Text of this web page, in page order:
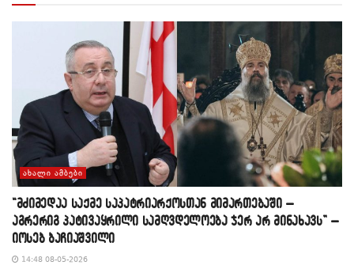
ᲐᲮᲐᲚᲘ ᲐᲛᲑᲔᲑᲘ
“მძიმედაა საქმე საპატრიარქოსთან მიმართებაში –
აგრერიგ პატივაყრილი სამღვდელოება ჯერ არ მინახავს” –
იოსებ ბაჩიაშვილი
14:48 08-05-2026